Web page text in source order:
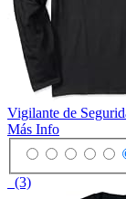
Vigilante de
Más Info
(3)